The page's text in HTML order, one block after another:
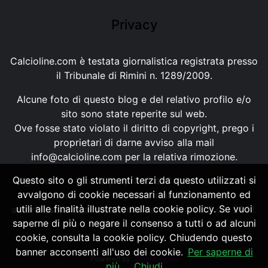
Privacy
Calcioline.com è testata giornalistica registrata presso
il Tribunale di Rimini n. 1289/2009.
Alcune foto di questo blog e del relativo profilo e/o
sito sono state reperite sul web.
Ove fosse stato violato il diritto di copyright, prego i
proprietari di darne avviso alla mail
info@calcioline.com per la relativa rimozione.
Ogni testo e foto di proprietà di Calcioline.com non
possono essere copiati o riprodotti, senza
autorizzazione, ai sensi della normativa n.29 del 2001.
Powered by SpheraHouse
Questo sito o gli strumenti terzi da questo utilizzati si
avvalgono di cookie necessari al funzionamento ed
utili alle finalità illustrate nella cookie policy. Se vuoi
saperne di più o negare il consenso a tutti o ad alcuni
cookie, consulta la cookie policy. Chiudendo questo
banner acconsenti all'uso dei cookie. Per saperne di